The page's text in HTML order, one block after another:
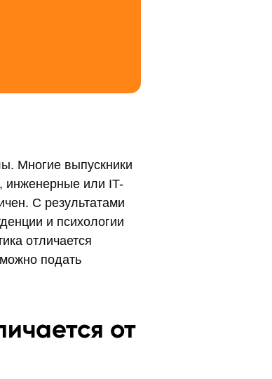
Многие выпускники
инженерные или IT-
С результатами
и психологии
отличается
подать
от